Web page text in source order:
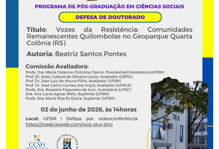
Secretaria de Governo
Gabinete de Segurança Institucional
Advocacia-Geral da União
Banco Central do Brasil